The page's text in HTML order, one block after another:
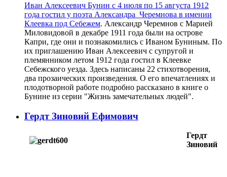
Иван Алексеевич Бунин с 4 июля по 15 августа 1912
года гостил у поэта Александра Черемнова в имении
Клеевка под Себежем. Александр Черемнов с Марией
Миловидовой в декабре 1911 года были на острове
Капри, где они и познакомились с Иваном Буниным. По
их приглашению Иван Алексеевич с супругой и
племянником летом 1912 года гостил в Клеевке
Себежского уезда. Здесь написаны 22 стихотворения,
два прозаических произведения. О его впечатлениях и
плодотворной работе подробно рассказано в книге о
Бунине из серии "Жизнь замечательных людей".
Гердт Зиновий Ефимович
Гердт
Зиновий